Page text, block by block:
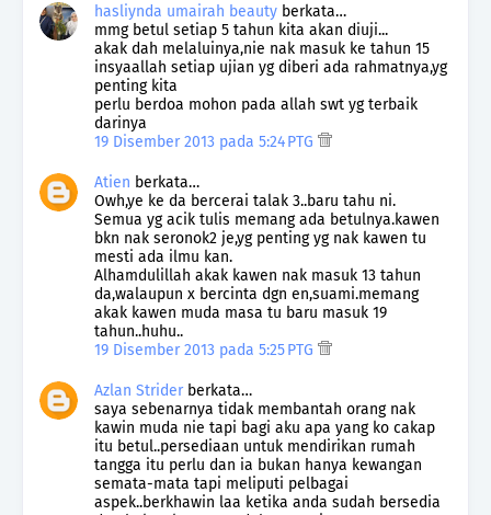
hasliynda umairah beauty berkata…
mmg betul setiap 5 tahun kita akan diuji...
akak dah melaluinya,nie nak masuk ke tahun 15
insyaallah setiap ujian yg diberi ada rahmatnya,yg
penting kita
perlu berdoa mohon pada allah swt yg terbaik
darinya
19 Disember 2013 pada 5:24 PTG
Atien berkata…
Owh,ye ke da bercerai talak 3..baru tahu ni.
Semua yg acik tulis memang ada betulnya.kawen
bkn nak seronok2 je,yg penting yg nak kawen tu
mesti ada ilmu kan.
Alhamdulillah akak kawen nak masuk 13 tahun
da,walaupun x bercinta dgn en,suami.memang
akak kawen muda masa tu baru masuk 19
tahun..huhu..
19 Disember 2013 pada 5:25 PTG
Azlan Striderberkata…
saya sebenarnya tidak membantah orang nak
kawin muda nie tapi bagi aku apa yang ko cakap
itu betul..persediaan untuk mendirikan rumah
tangga itu perlu dan ia bukan hanya kewangan
semata-mata tapi meliputi pelbagai
aspek..berkhawin laa ketika anda sudah bersedia